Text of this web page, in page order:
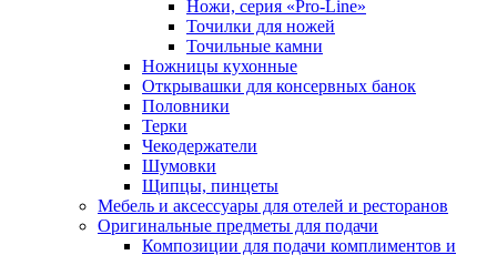
Ножи, серия «Pro-Line»
Точилки для ножей
Точильные камни
Ножницы кухонные
Открывашки для консервных банок
Половники
Терки
Чекодержатели
Шумовки
Щипцы, пинцеты
Мебель и аксессуары для отелей и ресторанов
Оригинальные предметы для подачи
Композиции для подачи комплиментов и